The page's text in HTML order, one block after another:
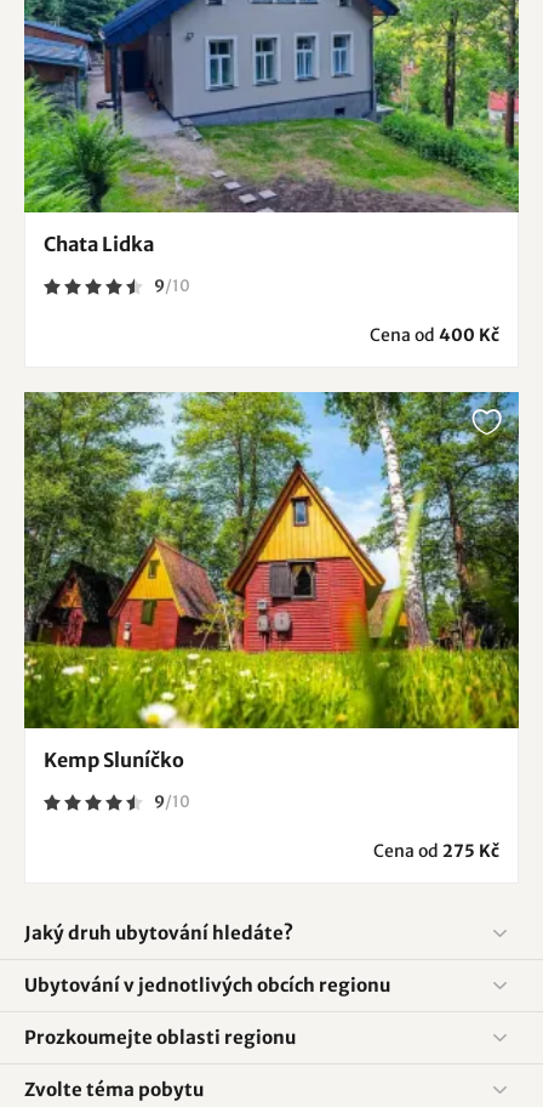
Chata Lidka
9/10
Cena od 400 Kč
Kemp Sluníčko
9/10
Cena od 275 Kč
Jaký druh ubytování hledáte?
Ubytování v jednotlivých obcích regionu
Prozkoumejte oblasti regionu
Zvolte téma pobytu